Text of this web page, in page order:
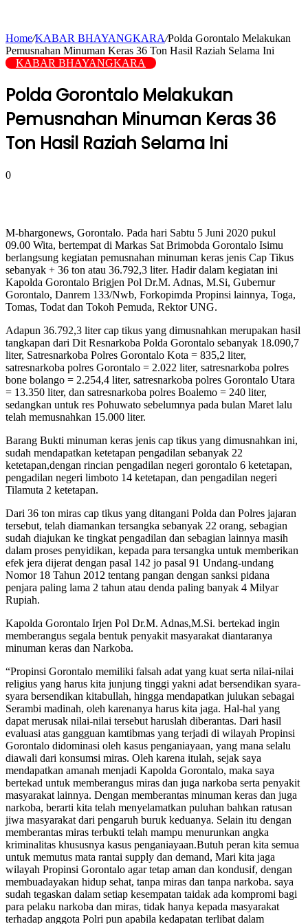
Home/KABAR BHAYANGKARA/Polda Gorontalo Melakukan
Pemusnahan Minuman Keras 36 Ton Hasil Raziah Selama Ini
KABAR BHAYANGKARA
Polda Gorontalo Melakukan
Pemusnahan Minuman Keras 36
Ton Hasil Raziah Selama Ini
0
M-bhargonews, Gorontalo. Pada hari Sabtu 5 Juni 2020 pukul
09.00 Wita, bertempat di Markas Sat Brimobda Gorontalo Isimu
berlangsung kegiatan pemusnahan minuman keras jenis Cap Tikus
sebanyak + 36 ton atau 36.792,3 liter. Hadir dalam kegiatan ini
Kapolda Gorontalo Brigjen Pol Dr.M. Adnas, M.Si, Gubernur
Gorontalo, Danrem 133/Nwb, Forkopimda Propinsi lainnya, Toga,
Tomas, Todat dan Tokoh Pemuda, Rektor UNG.
Adapun 36.792,3 liter cap tikus yang dimusnahkan merupakan hasil
tangkapan dari Dit Resnarkoba Polda Gorontalo sebanyak 18.090,7
liter, Satresnarkoba Polres Gorontalo Kota = 835,2 liter,
satresnarkoba polres Gorontalo = 2.022 liter, satresnarkoba polres
bone bolango = 2.254,4 liter, satresnarkoba polres Gorontalo Utara
= 13.350 liter, dan satresnarkoba polres Boalemo = 240 liter,
sedangkan untuk res Pohuwato sebelumnya pada bulan Maret lalu
telah memusnahkan 15.000 liter.
Barang Bukti minuman keras jenis cap tikus yang dimusnahkan ini,
sudah mendapatkan ketetapan pengadilan sebanyak 22
ketetapan,dengan rincian pengadilan negeri gorontalo 6 ketetapan,
pengadilan negeri limboto 14 ketetapan, dan pengadilan negeri
Tilamuta 2 ketetapan.
Dari 36 ton miras cap tikus yang ditangani Polda dan Polres jajaran
tersebut, telah diamankan tersangka sebanyak 22 orang, sebagian
sudah diajukan ke tingkat pengadilan dan sebagian lainnya masih
dalam proses penyidikan, kepada para tersangka untuk memberikan
efek jera dijerat dengan pasal 142 jo pasal 91 Undang-undang
Nomor 18 Tahun 2012 tentang pangan dengan sanksi pidana
penjara paling lama 2 tahun atau denda paling banyak 4 Milyar
Rupiah.
Kapolda Gorontalo Irjen Pol Dr.M. Adnas,M.Si. bertekad ingin
memberangus segala bentuk penyakit masyarakat diantaranya
minuman keras dan Narkoba.
“Propinsi Gorontalo memiliki falsah adat yang kuat serta nilai-nilai
religius yang harus kita junjung tinggi yakni adat bersendikan syara-
syara bersendikan kitabullah, hingga mendapatkan julukan sebagai
Serambi madinah, oleh karenanya harus kita jaga. Hal-hal yang
dapat merusak nilai-nilai tersebut haruslah diberantas. Dari hasil
evaluasi atas gangguan kamtibmas yang terjadi di wilayah Propinsi
Gorontalo didominasi oleh kasus penganiayaan, yang mana selalu
diawali dari konsumsi miras. Oleh karena itulah, sejak saya
mendapatkan amanah menjadi Kapolda Gorontalo, maka saya
bertekad untuk memberangus miras dan juga narkoba serta penyakit
masyarakat lainnya. Dengan memberantas minuman keras dan juga
narkoba, berarti kita telah menyelamatkan puluhan bahkan ratusan
jiwa masyarakat dari pengaruh buruk keduanya. Selain itu dengan
memberantas miras terbukti telah mampu menurunkan angka
kriminalitas khususnya kasus penganiayaan.Butuh peran kita semua
untuk memutus mata rantai supply dan demand, Mari kita jaga
wilayah Propinsi Gorontalo agar tetap aman dan kondusif, dengan
membuadayakan hidup sehat, tanpa miras dan tanpa narkoba. saya
sudah tegaskan dalam setiap kesempatan taidak ada kompromi bagi
para pelaku narkoba dan miras, tidak hanya kepada masyarakat
terhadap anggota Polri pun apabila kedapatan terlibat dalam